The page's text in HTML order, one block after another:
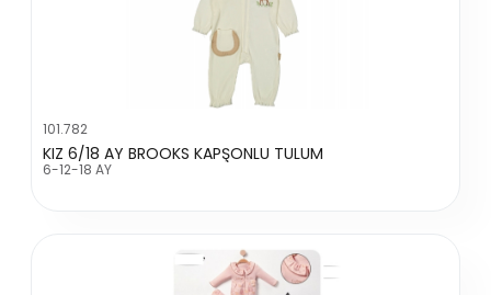
101.782
KIZ 6/18 AY BROOKS KAPŞONLU TULUM
6-12-18 AY